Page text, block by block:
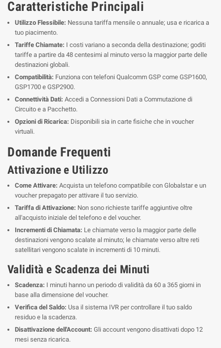
Caratteristiche Principali
Utilizzo Flessibile: Nessuna tariffa mensile o annuale; usa e ricarica a
tuo piacimento.
Tariffe Chiamate: I costi variano a seconda della destinazione; goditi
tariffe a partire da 48 centesimi al minuto verso la maggior parte delle
destinazioni globali.
Compatibilità: Funziona con telefoni Qualcomm GSP come GSP1600,
GSP1700 e GSP2900.
Connettività Dati: Accedi a Connessioni Dati a Commutazione di
Circuito e a Pacchetto.
Opzioni di Ricarica: Disponibili sia in carte fisiche che in voucher
virtuali.
Domande Frequenti
Attivazione e Utilizzo
Come Attivare: Acquista un telefono compatibile con Globalstar e un
voucher prepagato per attivare il tuo servizio.
Tariffa di Attivazione: Non sono richieste tariffe aggiuntive oltre
all'acquisto iniziale del telefono e del voucher.
Incrementi di Chiamata: Le chiamate verso la maggior parte delle
destinazioni vengono scalate al minuto; le chiamate verso altre reti
satellitari vengono scalate in incrementi di 10 minuti.
Validità e Scadenza dei Minuti
Scadenza: I minuti hanno un periodo di validità da 60 a 365 giorni in
base alla dimensione del voucher.
Verifica del Saldo: Usa il sistema IVR per controllare il tuo saldo
residuo e la scadenza.
Disattivazione dell'Account: Gli account vengono disattivati dopo 12
mesi senza ricarica.